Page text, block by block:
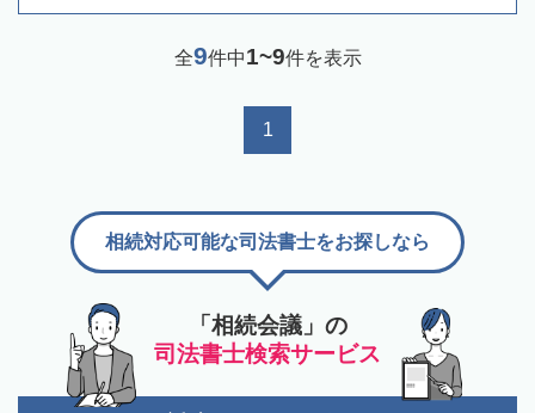
全9件中1~9件を表示
1
「相続会議」の
司法書士検索サービス
相続対応可能な司法書士をお探しなら